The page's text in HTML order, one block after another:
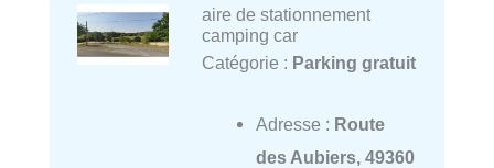
aire de stationnement
camping car
Catégorie : Parking gratuit
Adresse : Route
des Aubiers, 49360